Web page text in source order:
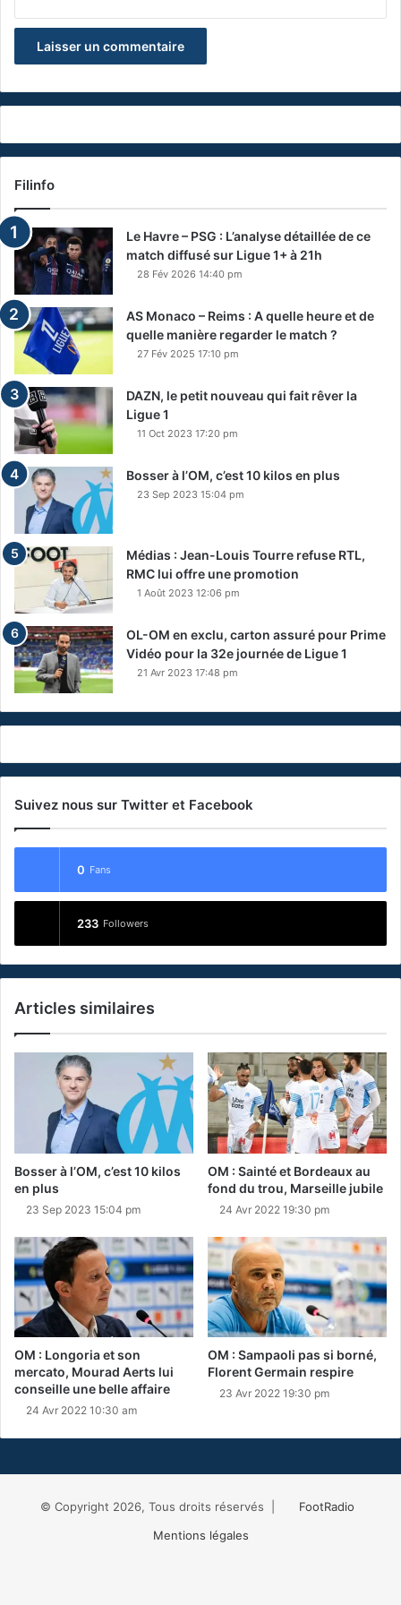
Filinfo
Le Havre – PSG : L’analyse détaillée de ce
match diffusé sur Ligue 1+ à 21h
28 Fév 2026 14:40 pm
AS Monaco – Reims : A quelle heure et de
quelle manière regarder le match ?
27 Fév 2025 17:10 pm
DAZN, le petit nouveau qui fait rêver la
Ligue 1
11 Oct 2023 17:20 pm
Bosser à l’OM, c’est 10 kilos en plus
23 Sep 2023 15:04 pm
Médias : Jean-Louis Tourre refuse RTL,
RMC lui offre une promotion
1 Août 2023 12:06 pm
OL-OM en exclu, carton assuré pour Prime
Vidéo pour la 32e journée de Ligue 1
21 Avr 2023 17:48 pm
Suivez nous sur Twitter et Facebook
0 Fans
233 Followers
Articles similaires
Bosser à l’OM, c’est 10 kilos
en plus
23 Sep 2023 15:04 pm
OM : Sainté et Bordeaux au
fond du trou, Marseille jubile
24 Avr 2022 19:30 pm
OM : Longoria et son
mercato, Mourad Aerts lui
conseille une belle affaire
24 Avr 2022 10:30 am
OM : Sampaoli pas si borné,
Florent Germain respire
23 Avr 2022 19:30 pm
© Copyright 2026, Tous droits réservés |
FootRadio
Mentions légales